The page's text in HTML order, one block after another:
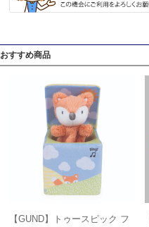
おすすめ商品
【GUND】トゥースピック フ